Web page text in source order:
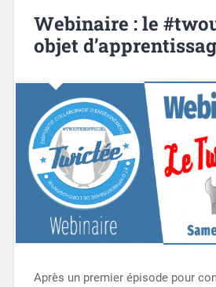
Webinaire : le
objet
Après un premier épisode pour